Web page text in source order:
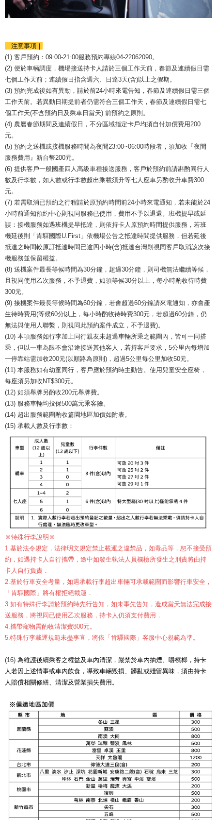
｜注意事項｜
(1) 客戶預約：09:00-21:00服務預約專線04-22062090。
(2) 便於車輛調度，機場接送持卡人請於三個工作天前，春節及連續假日需
七個工作天前；連續假日指含週六、日達3天(含)以上之假期。
(3) 預約完成後如有異動，請於前24小時來電告知，春節及連續假日需三個
工作天前。若異動日期提前者仍需符合三個工作天，春節及連續假日需七
個工作天(不含預約日及乘車日當天) 前預約之原則。
(4) 農曆春節期間及連續假日，不分區域指定卡戶均須自付加價費用200
元。
(5) 預約之送機或接機服務時間為夜間23:00~06:00時段者，須加收『夜間
服務費用』新台幣200元。
(6) 提供客戶一般國產四人高級車種接送服務，客戶於預約前請斟酌同行人
數及行李數，如人數或行李數超出乘載須升等七人座車另酌收升車費300
元。
(7) 若需取消已預約之行程請於原預約時間前24小時來電通知，若未能於24
小時前通知預約中心則視同服務已使用，費用不予以退還。 班機提早或延
誤： 接機服務如遇班機提早抵達，則依持卡人原預約時間提供服務，若班
機延後則「肯驛國際U.First」依機場公告之抵達時間提供服務，但若延後
抵達之時間較原訂抵達時間已逾四小時(含)抵達台灣則視同客戶取消該次接
機服務並保留權益。
(8) 送機案件最長等候時間為30分鐘，超過30分鐘，則司機無法繼續等候，
且視同使用乙次服務，不予退費，如須等候30分以上，每小時酌收待時費
300元。
(9) 接機案件最長等候時間為60分鐘，若會超過60分鐘請來電通知，亦會產
生待時費用(等候60分以上，每小時酌收待時費300元，若超過60分鐘，仍
無法與使用人聯繫，則視同此預約案件成立，不予退費)。
(10) 本項服務如行李加上同行親友未超過車輛所乘之範圍內，皆可一同搭
乘，但以一車為限不會沿途接送其他客人，若持客戶要求，5公里內每增加
一停靠站需加收200元(以順路為原則)，超過5公里每公里加收50元。
(11) 本服務如有幼童同行，客戶應於預約時主動告。使用兒童安全座椅，
每座須另加收NT$300元。
(12) 如須舉牌另酌收200元舉牌費。
(13) 服務車輛均投保500萬元乘客險。
(14) 超出服務範圍酌收篇園地區加價如附表。
(15) 承載人數及行李數：
※特殊行李說明※
1.基於法令規定，法律明文規定禁止載運之違禁品，如毒品等，恕不接受預
約，如遇持卡人自行攜帶，途中如發生執法人員欄檢所發生之刑責將由持
卡人自行負責．
2.基於行車安全考量，如遇承載行李超出車輛可承載範圍而影響行車安全，
「肯驛國際」將有權拒絕載運．
3.如有特殊行李請於預約時先行告知，如未事先告知，造成當天無法完成接
送服務，將視同已使用乙次服務，持卡人仍須支付費用．
4.攜帶寵物需酌收清潔費800元。
5.特殊行李載運規範未盡事宜，將依「肯驛國際」客服中心規範為準。
(16) 為維護後續乘客之權益及車內清潔，嚴禁於車內抽煙、嚼檳榔，持卡
人若因上述情事或車內飲食，導致車輛毀損、髒亂或殘留異味，須由持卡
人賠償相關修繕、清潔及營業損失費用。